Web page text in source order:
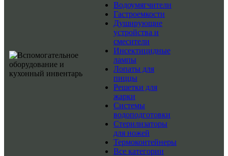
Водоумягчители
Гастроемкости
Душирующие
устройства и
смесители
Инсектицидные
лампы
Лопаты для
пиццы
Решетки для
жарки
Системы
водоподготовки
Стерилизаторы
для ножей
Термоконтейнеры
Все категории